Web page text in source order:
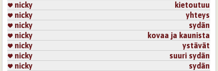
nicky
kietoutuu
nicky
yhteys
nicky
sydän
nicky
kovaa ja kaunista
nicky
ystävät
nicky
suuri sydän
nicky
sydän